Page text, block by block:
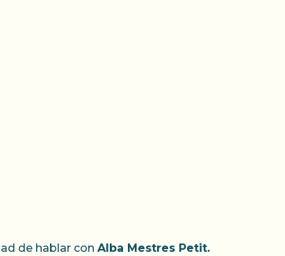
de hablar con Alba Mestres Petit.